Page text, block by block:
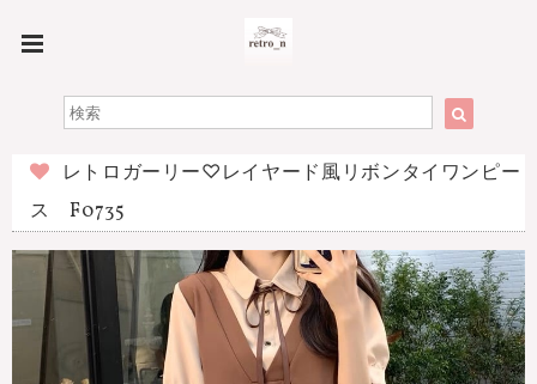
レトロガーリー♡レイヤード風リボンタイワンピー
ス F0735